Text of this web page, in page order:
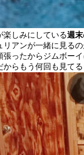
楽しみにしている週
リアンが一緒に見る
張ったからジムボー
からもう何回も見て